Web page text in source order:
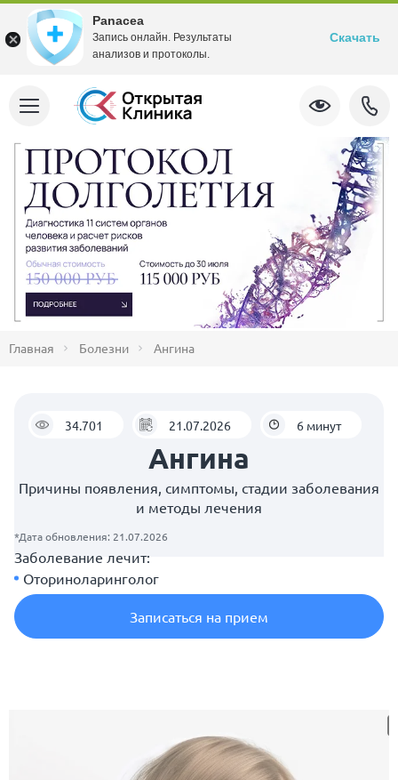
Главная Болезни Ангина
34.701 21.07.2026 6 минут
Ангина
Причины появления, симптомы, стадии заболевания
и методы лечения
*Дата обновления: 21.07.2026
Заболевание лечит:
Оториноларинголог
Записаться на прием
Panacea
Запись онлайн. Результаты
анализов и протоколы.
Скачать